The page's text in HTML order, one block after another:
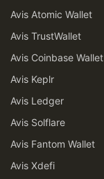
Avis Atomic Wallet
Avis TrustWallet
Avis Coinbase Wallet
Avis Keplr
Avis Ledger
Avis Solflare
Avis Fantom Wallet
Avis Xdefi